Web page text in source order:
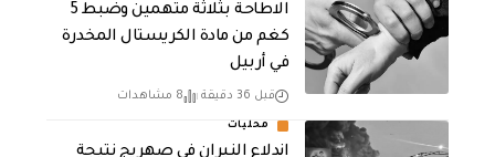
الاطاحة بثلاثة متهمين وضبط 5
كغم من مادة الكريستال المخدرة ​
في أربيل
قبل 36 دقيقة 8 مشاهدات
محليات
اندلاع النيران في صهريج نتيجة